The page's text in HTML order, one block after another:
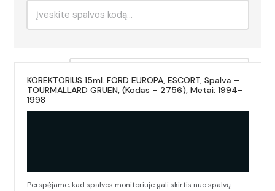
KOREKTORIUS 15ml. FORD EUROPA, ESCORT, Spalva –
TOURMALLARD GRUEN, (Kodas – 2756), Metai: 1994-
1998
Perspėjame, kad spalvos monitoriuje gali skirtis nuo spalvų